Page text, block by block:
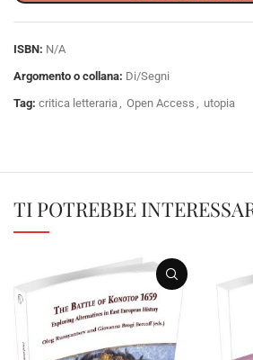
ISBN: N/A
Argomento o collana: Di/Segni
Tag: critica letteraria, Open Access , utopia
TI POTREBBE